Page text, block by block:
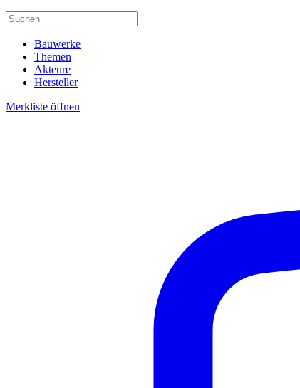
Bauwerke
Themen
Akteure
Hersteller
Merkliste öffnen